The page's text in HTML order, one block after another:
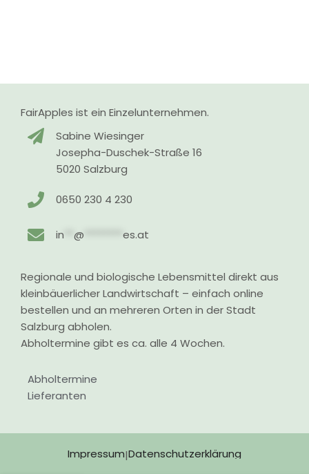
FairApples ist ein Einzelunternehmen.
Sabine Wiesinger
Josepha-Duschek-Straße 16
5020 Salzburg
0650 230 4 230
in **@ ********es.at
Regionale und biologische Lebensmittel direkt aus
kleinbäuerlicher Landwirtschaft – einfach online
bestellen und an mehreren Orten in der Stadt
Salzburg abholen.
Abholtermine gibt es ca. alle 4 Wochen.
Abholtermine
Lieferanten
Impressum|Datenschutzerklärung